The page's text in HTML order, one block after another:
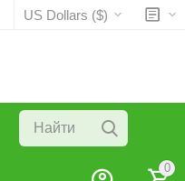
US Dollars ($)
0